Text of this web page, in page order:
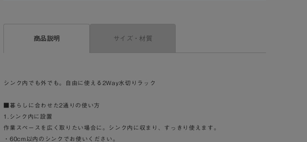
商品説明 サイズ・材質
シンク内でも外でも。自由に使える2Way水切りラック
■暮らしに合わせた2通りの使い方
1.シンク内に設置
作業スペースを広く取りたい場合に。シンク内に収まり、すっきり使えます。
・60cm以内のシンクでお使いください。